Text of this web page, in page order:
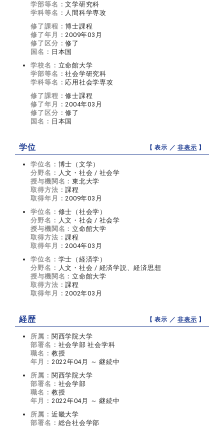
学部等名：文学研究科
学科等名： 人間科学専攻
修了課程：博士課程
修了年月：2009年03月
修了区分：修了
国名： 日本国
学校名： 立命館大学
学部等名：社会学研究科
学科等名： 応用社会学専攻
修了課程：修士課程
修了年月：2004年03月
修了区分：修了
国名： 日本国
学位 【 表示 ／非表示 】
学位名： 博士（文学）
分野名： 人文・社会 / 社会学
授与機関名：東北大学
取得方法：課程
取得年月：2009年03月
学位名： 修士（社会学）
分野名： 人文・社会 / 社会学
授与機関名： 立命館大学
取得方法：課程
取得年月：2004年03月
学位名： 学士（経済学）
分野名： 人文・社会 / 経済学説、経済思想
授与機関名： 立命館大学
取得方法：課程
取得年月：2002年03月
経歴 【 表示 ／非表示 】
所属： 関西学院大学
部署名： 社会学部 社会学科
職名： 教授
年月： 2022年04月 ～ 継続中
所属： 関西学院大学
部署名： 社会学部
職名： 教授
年月： 2022年04月 ～ 継続中
所属： 近畿大学
部署名： 総合社会学部